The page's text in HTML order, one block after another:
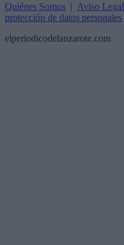
Quiénes Somos | Aviso Legal
protección de datos personales
elperiodicodelanzarote.com